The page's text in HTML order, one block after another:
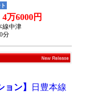
4万6000円
線中津
分
ョン】
日豊本線